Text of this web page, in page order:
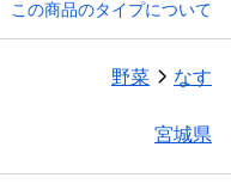
この商品のタイプについて
野菜 なす
宮城県